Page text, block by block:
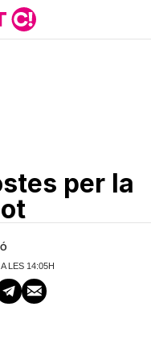
per la
LES 14:05H